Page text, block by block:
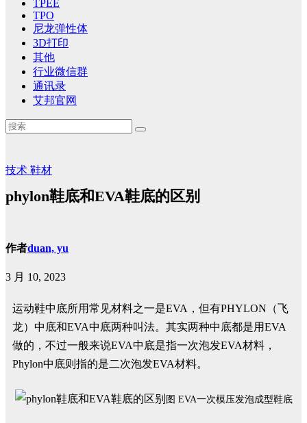
TPEE
TPO
尼龙弹性体
3D打印
其他
行业微信群
通讯录
艾邦官网
技术 鞋材
phylon鞋底和EVA鞋底的区别
作者duan, yu
3 月 10, 2023
运动鞋中底所用常见材料之一是EVA，但有PHYLON（飞
龙）中底和EVA中底两种叫法。其实两种中底都是用EVA
做的，不过一般来说EVA中底是指一次泡发EVA材料，
Phylon中底则指的是二次泡发EVA材料。
图 EVA一次模压发泡成型鞋底